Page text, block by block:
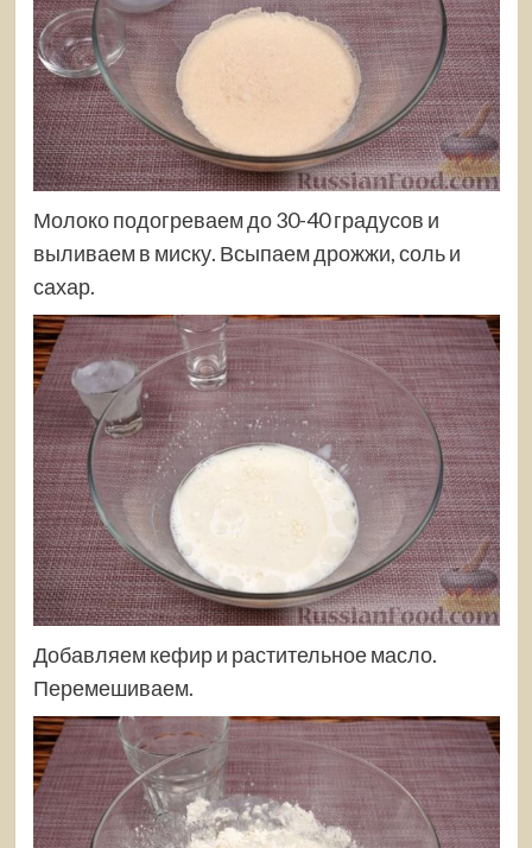
Молоко подогреваем до 30-40 градусов и
выливаем в миску. Всыпаем дрожжи, соль и
сахар.
Добавляем кефир и растительное масло.
Перемешиваем.